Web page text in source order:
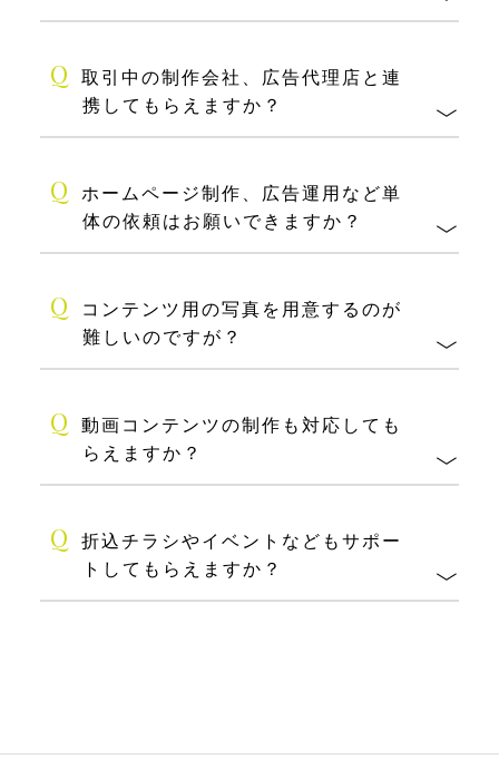
Q
取引中の制作会社、広告代理店と連
携してもらえますか？
Q
ホームページ制作、広告運用など単
体の依頼はお願いできますか？
Q
コンテンツ用の写真を用意するのが
難しいのですが？
Q
動画コンテンツの制作も対応しても
らえますか？
Q
折込チラシやイベントなどもサポー
トしてもらえますか？